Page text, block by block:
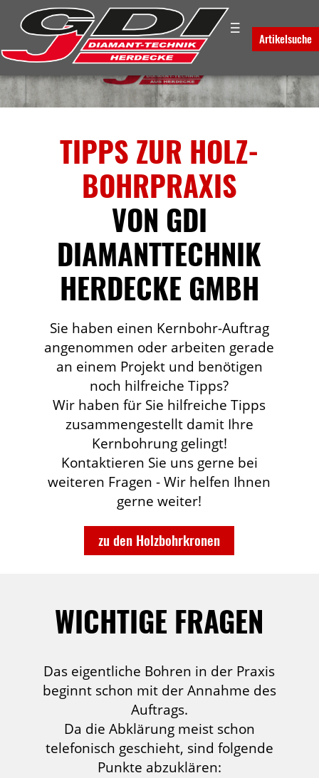
☰
Artikelsuche
TIPPS ZUR HOLZ-
BOHRPRAXIS
VON GDI
DIAMANTTECHNIK
HERDECKE GMBH
Sie haben einen Kernbohr-Auftrag
angenommen oder arbeiten gerade
an einem Projekt und benötigen
noch hilfreiche Tipps?
Wir haben für Sie hilfreiche Tipps
zusammengestellt damit Ihre
Kernbohrung gelingt!
Kontaktieren Sie uns gerne bei
weiteren Fragen - Wir helfen Ihnen
gerne weiter!
zu den Holzbohrkronen
WICHTIGE FRAGEN
Das eigentliche Bohren in der Praxis
beginnt schon mit der Annahme des
Auftrags.
Da die Abklärung meist schon
telefonisch geschieht, sind folgende
Punkte abzuklären: